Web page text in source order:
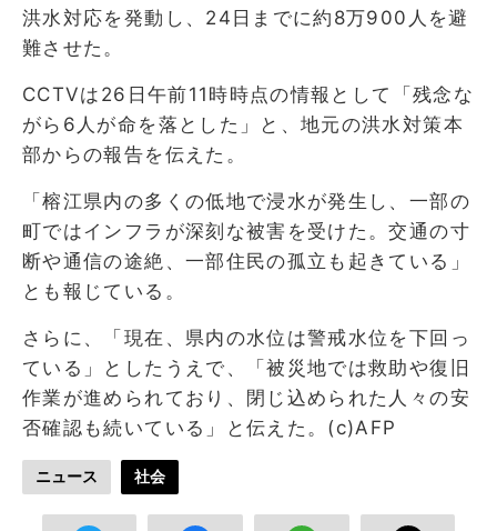
洪水対応を発動し、24日までに約8万900人を避
難させた。
CCTVは26日午前11時時点の情報として「残念な
がら6人が命を落とした」と、地元の洪水対策本
部からの報告を伝えた。
「榕江県内の多くの低地で浸水が発生し、一部の
町ではインフラが深刻な被害を受けた。交通の寸
断や通信の途絶、一部住民の孤立も起きている」
とも報じている。
さらに、「現在、県内の水位は警戒水位を下回っ
ている」としたうえで、「被災地では救助や復旧
作業が進められており、閉じ込められた人々の安
否確認も続いている」と伝えた。(c)AFP
ニュース 社会